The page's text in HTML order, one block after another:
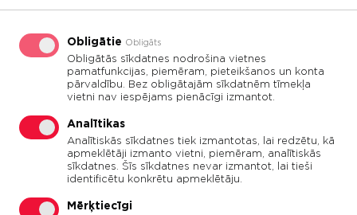
transportbetona sūkņi ar 36, 28 vai 24 metrus
garu strēli.
Transportlīdzekļiem PUMI (24 m un 28 m gara
strēle) ir uzstādītas 7 m 3mucas, kurās mēs
vienlaikus nodrošinām arī betona piegādi.
Mūsu speciālisti ir veikuši betona piegādi un
pārsūknēšanu visdažādākajos objektos, sākot
no lielveikalu pamatiem līdz pat privātmāju
Obligātie Obligāts
Obligātās sīkdatnes nodrošina vietnes
pamatfunkcijas, piemēram, pieteikšanos un konta
pārvaldību. Bez obligātajām sīkdatnēm tīmekļa
vietni nav iespējams pienācīgi izmantot.
Analītikas
Analītiskās sīkdatnes tiek izmantotas, lai redzētu, kā
apmeklētāji izmanto vietni, piemēram, analītiskās
sīkdatnes. Šīs sīkdatnes nevar izmantot, lai tieši
identificētu konkrētu apmeklētāju.
Mērķtiecīgi